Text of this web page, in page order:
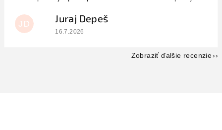
JD Juraj Depeš
Hodnotenie obchodu je 5 z 5 hviezdičiek.
16.7.2026
Zobraziť ďalšie recenzie